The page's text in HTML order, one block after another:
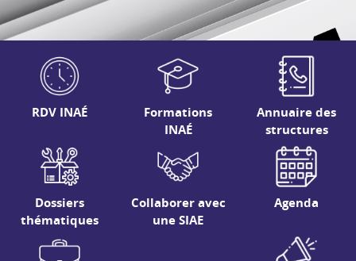
RDV INAÉ
Formations
INAÉ
Annuaire des
structures
Dossiers
thématiques
Collaborer avec
une SIAE
Agenda